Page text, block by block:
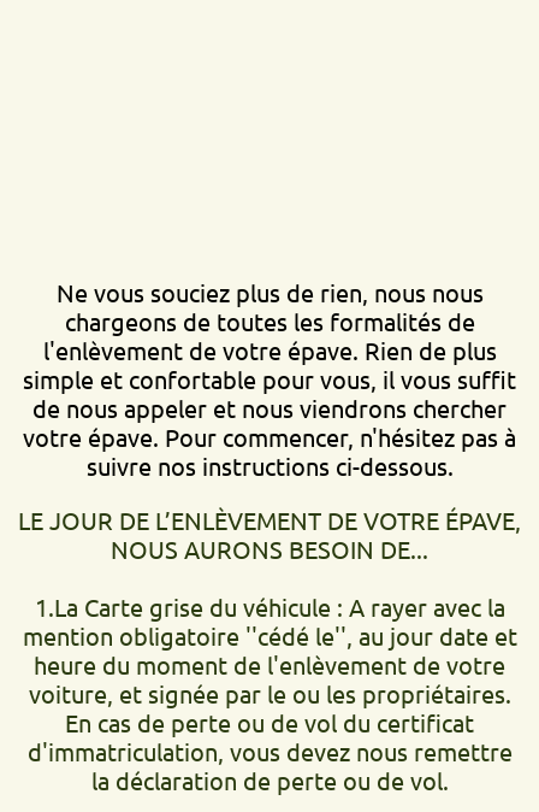
Ne vous souciez plus de rien, nous nous
chargeons de toutes les formalités de
l'enlèvement de votre épave. Rien de plus
simple et confortable pour vous, il vous suffit
de nous appeler et nous viendrons chercher
votre épave. Pour commencer, n'hésitez pas à
suivre nos instructions ci-dessous.
LE JOUR DE L’ENLÈVEMENT DE VOTRE ÉPAVE,
NOUS AURONS BESOIN DE...
1.La Carte grise du véhicule : A rayer avec la
mention obligatoire ''cédé le'', au jour date et
heure du moment de l'enlèvement de votre
voiture, et signée par le ou les propriétaires.
En cas de perte ou de vol du certificat
d'immatriculation, vous devez nous remettre
la déclaration de perte ou de vol.